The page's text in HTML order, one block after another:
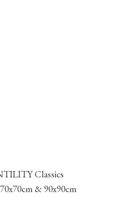
Classics
70x70cm & 90x90cm